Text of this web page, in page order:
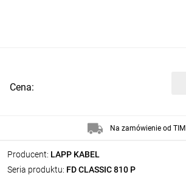
Producent: LAPP KABEL
Seria produktu: FD CLASSIC 810 P
Cena:
Na zamówienie od TIM